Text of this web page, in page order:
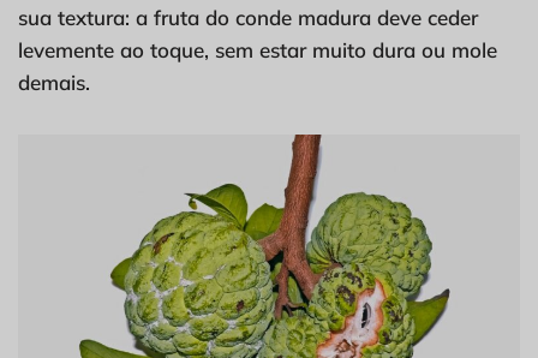
sua textura: a fruta do conde madura deve ceder
levemente ao toque, sem estar muito dura ou mole
demais.